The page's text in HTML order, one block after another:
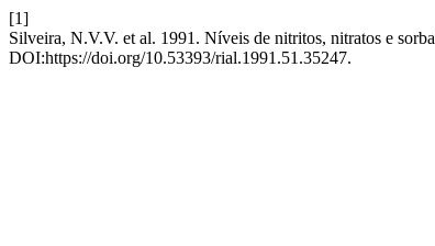
[1]
Silveira, N.V.V. et al. 1991. Níveis de nitritos, nitratos e
DOI:https://doi.org/10.53393/rial.1991.51.35247.